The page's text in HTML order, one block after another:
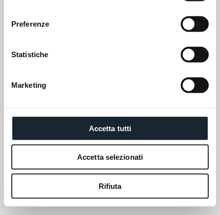
Preferenze
Statistiche
Marketing
Accetta tutti
Accetta selezionati
Rifiuta